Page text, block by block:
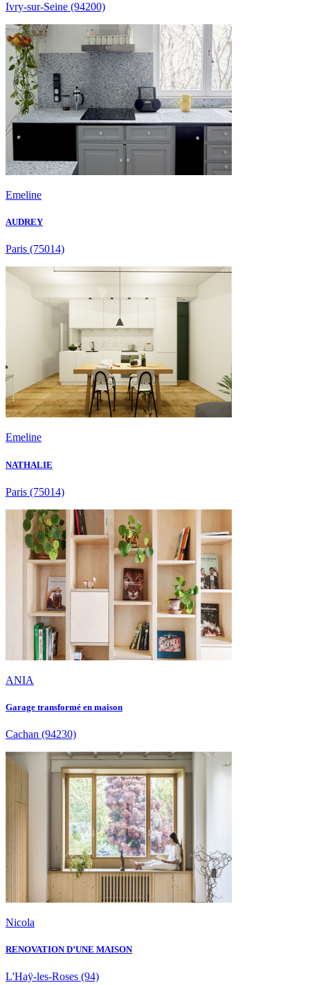
Ivry-sur-Seine (94200)
Emeline
AUDREY
Paris (75014)
Emeline
NATHALIE
Paris (75014)
ANIA
Garage transformé en maison
Cachan (94230)
Nicola
RENOVATION D’UNE MAISON
L'Haÿ-les-Roses (94)